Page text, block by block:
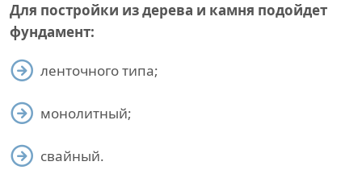
Для постройки из дерева и камня подойдет
фундамент:
ленточного типа;
монолитный;
свайный.